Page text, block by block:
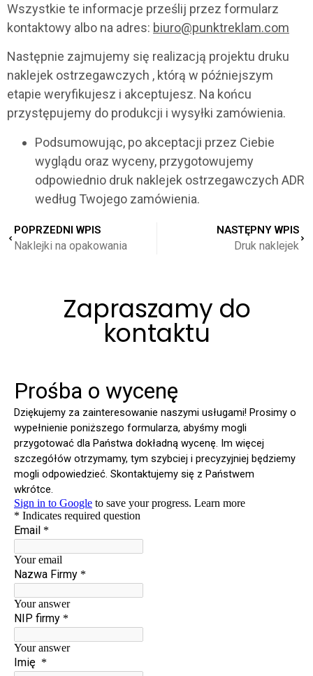
Wszystkie te informacje prześlij przez formularz
kontaktowy albo na adres: biuro@punktreklam.com
Następnie zajmujemy się realizacją projektu druku
naklejek ostrzegawczych , którą w późniejszym
etapie weryfikujesz i akceptujesz. Na końcu
przystępujemy do produkcji i wysyłki zamówienia.
Podsumowując, po akceptacji przez Ciebie
wyglądu oraz wyceny, przygotowujemy
odpowiednio druk naklejek ostrzegawczych ADR
według Twojego zamówienia.
POPRZEDNI WPIS
Naklejki na opakowania
NASTĘPNY WPIS
Druk naklejek
Zapraszamy do
kontaktu